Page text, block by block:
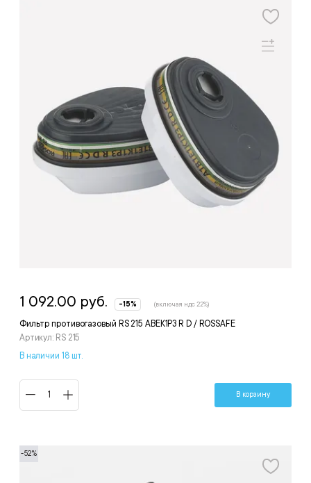
Фильтр противогазовый RS 215 АВЕК1Р3 R D / ROSSAFE
Артикул: RS 215
1 092.00 руб. -15% (включая ндс 22%)
В наличии 18 шт.
В корзину
-52%